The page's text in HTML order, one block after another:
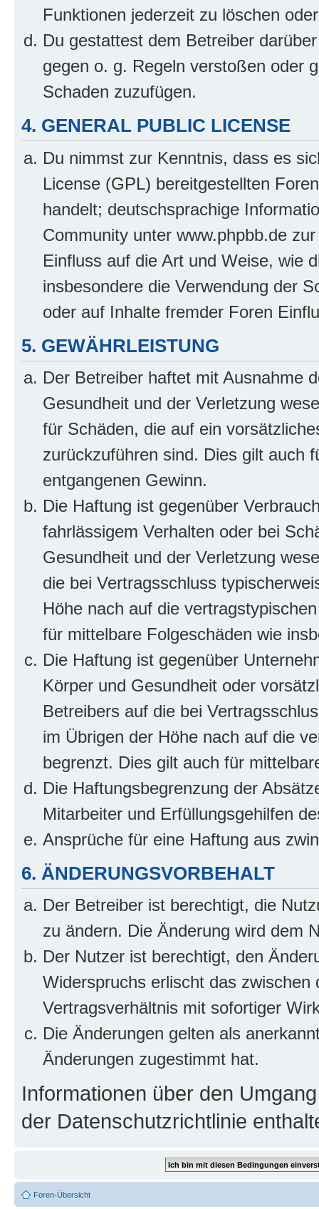
Funktionen jederzeit zu löschen
Du gestattest dem Betreiber
gegen o. g. Regeln verstoßen oder
Schaden zuzufügen.
4. GENERAL PUBLIC LICENSE
Du nimmst zur Kenntnis, dass es
License (GPL) bereitgestellten
handelt; deutschsprachige
Community unter www.phpbb.de
Einfluss auf die Art und Weise, wie
insbesondere die Verwendung der
oder auf Inhalte fremder Foren
5. GEWÄHRLEISTUNG
Der Betreiber haftet mit Ausnahme
Gesundheit und der Verletzung
für Schäden, die auf ein
zurückzuführen sind. Dies gilt auch
entgangenen Gewinn.
Die Haftung ist gegenüber
fahrlässigem Verhalten oder bei
Gesundheit und der Verletzung
die bei Vertragsschluss
Höhe nach auf die
für mittelbare Folgeschäden wie
Die Haftung ist gegenüber
Körper und Gesundheit oder
Betreibers auf die bei
im Übrigen der Höhe nach auf die
begrenzt. Dies gilt auch für
Die Haftungsbegrenzung der
Mitarbeiter und Erfüllungsgehilfen
Ansprüche für eine Haftung aus
6. ÄNDERUNGSVORBEHALT
Der Betreiber ist berechtigt, die
zu ändern. Die Änderung wird dem
Der Nutzer ist berechtigt, den
Widerspruchs erlischt das
Vertragsverhältnis mit sofortiger
Die Änderungen gelten als
Änderungen zugestimmt hat.
Informationen über den
der Datenschutzrichtlinie
Foren-Übersicht